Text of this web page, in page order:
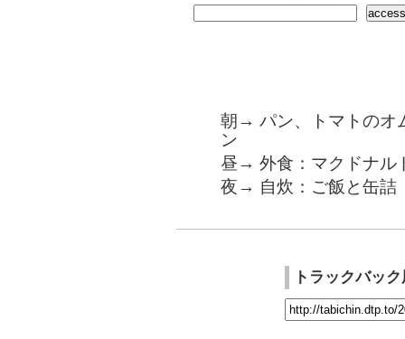
朝→ パン、トマトのオ
ン
昼→ 外食：マクドナル
夜→ 自炊：ご飯と缶詰
トラックバッ